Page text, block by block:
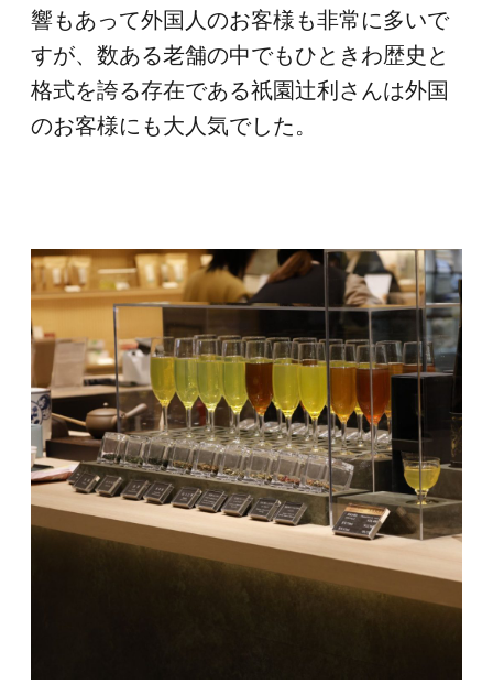
響もあって外国人のお客様も非常に多いで
すが、数ある老舗の中でもひときわ歴史と
格式を誇る存在である祇園辻利さんは外国
のお客様にも大人気でした。